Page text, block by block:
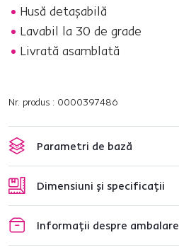
Husă detaşabilă
Lavabil la 30 de grade
Livrată asamblată
Nr. produs : 0000397486
Parametri de bază
Dimensiuni și specificații
Informații despre ambalare